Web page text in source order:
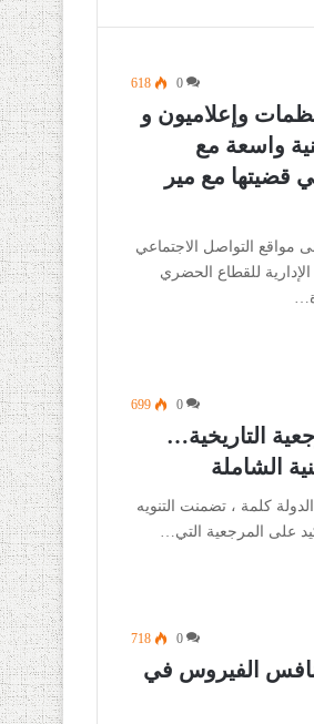
0
618
وإعلاميون و
واسعة مع
قضيتها مع مير
مواقع التواصل الاجتماعي
للقطاع الحضري
0
699
التاريخية…
الشاملة
كلمة ، تضمنت التنويه
على المرجعية التي…
0
718
تنافس الفيروس في